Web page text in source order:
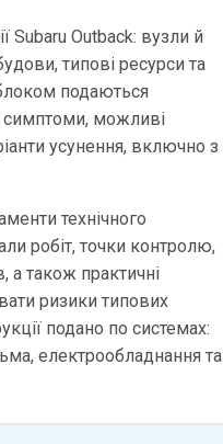
Subaru Outback: вузли й
типові ресурси та
подаються
симптоми, можливі
усунення, включно з
технічного
робіт, точки контролю,
а також практичні
ризики типових
подано по системах:
електрообладнання та